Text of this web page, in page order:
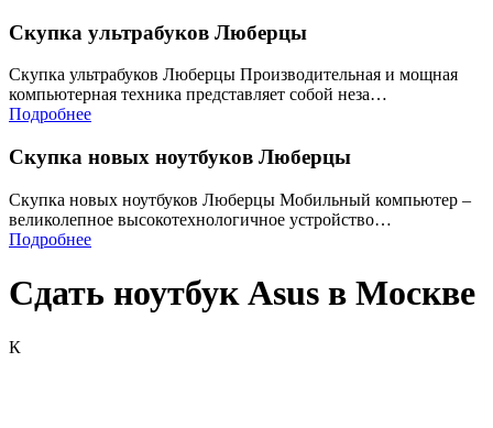
Скупка ультрабуков Люберцы
Скупка ультрабуков Люберцы Производительная и мощная
компьютерная техника представляет собой неза…
Подробнее
Скупка новых ноутбуков Люберцы
Скупка новых ноутбуков Люберцы Мобильный компьютер –
великолепное высокотехнологичное устройство…
Подробнее
Сдать ноутбук Asus в Москве
К